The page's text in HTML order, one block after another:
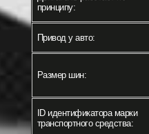
принципу:
Привод у авто:
Размер шин:
ID идентификатора марки
транспортного средства: